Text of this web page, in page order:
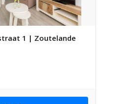
1 | Zoutelande